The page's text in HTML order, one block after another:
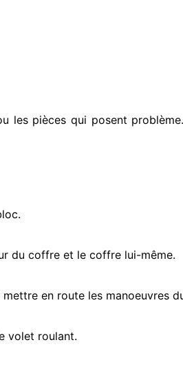
les pièces qui posent problème
du coffre et le coffre lui-même.
en route les manoeuvres
volet roulant.